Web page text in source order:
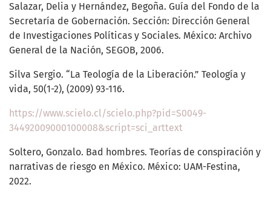
Salazar, Delia y Hernández, Begoña. Guía del Fondo de la
Secretaría de Gobernación. Sección: Dirección General
de Investigaciones Políticas y Sociales. México: Archivo
General de la Nación, SEGOB, 2006.
Silva Sergio. “La Teología de la Liberación.” Teología y
vida, 50(1-2), (2009) 93-116.
https://www.scielo.cl/scielo.php?pid=S0049-
34492009000100008&script=sci_arttext
Soltero, Gonzalo. Bad hombres. Teorías de conspiración y
narrativas de riesgo en México. México: UAM-Festina,
2022.